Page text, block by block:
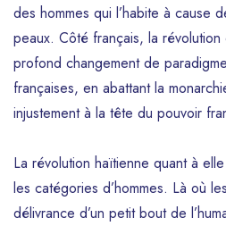
des hommes qui l’habite à cause
peaux. Côté français, la révolution
profond changement de
françaises, en abattant la
injustement à la tête du pouvoir
La révolution haïtienne quant à
les catégories d’hommes. Là où
délivrance d’un petit bout de